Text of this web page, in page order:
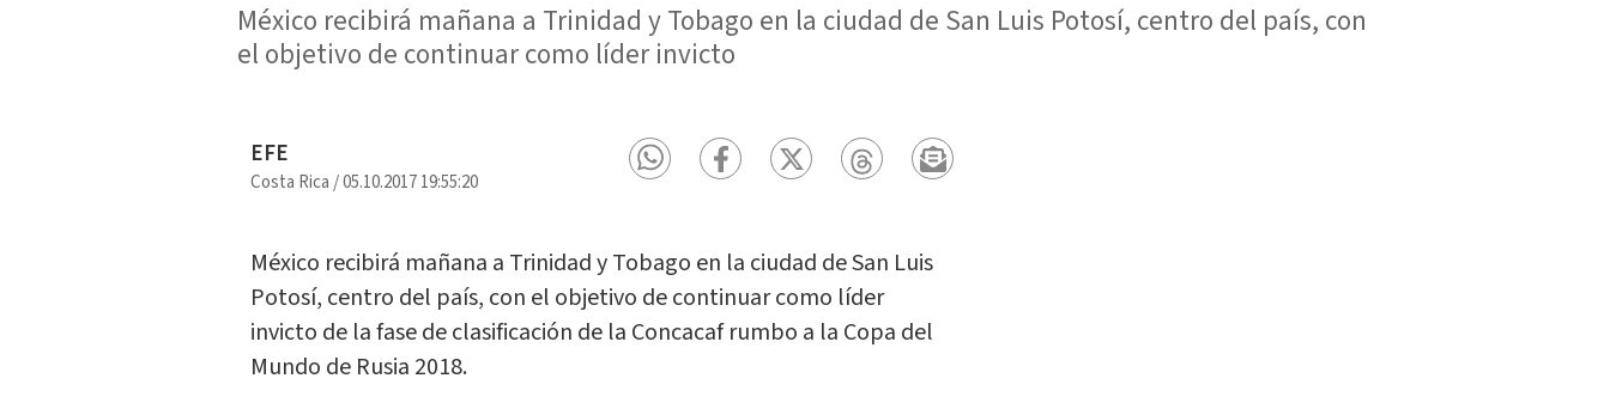
México recibirá mañana a Trinidad y Tobago en la ciudad de San Luis Potosí, centro del país, con
el objetivo de continuar como líder invicto
EFE
Costa Rica/05.10.2017 19:55:20
México recibirá mañana a Trinidad y Tobago en la ciudad de San Luis
Potosí, centro del país, con el objetivo de continuar como líder
invicto de la fase de clasificación de la Concacaf rumbo a la Copa del
Mundo de Rusia 2018.